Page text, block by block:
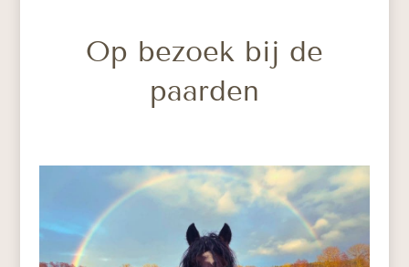
Op bezoek bij de
paarden